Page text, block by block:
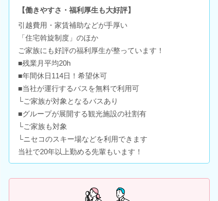
【働きやすさ・福利厚生も大好評】
引越費用・家賃補助などが手厚い
「住宅斡旋制度」のほか
ご家族にも好評の福利厚生が整っています！
■残業月平均20h
■年間休日114日！希望休可
■当社が運行するバスを無料で利用可
└ご家族が対象となるバスあり
■グループが展開する観光施設の社割有
└ご家族も対象
└ニセコのスキー場などを利用できます
当社で20年以上勤める先輩もいます！